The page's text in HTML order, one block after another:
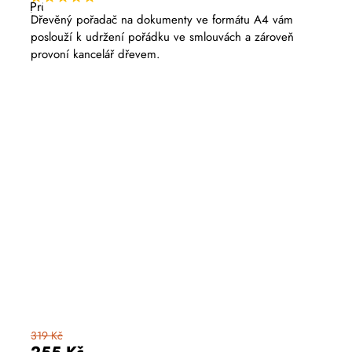
Průměrné
hodnocení
produktu
je
5,0
z
319 Kč
Dřevěný pořadač na dokumenty ve formátu A4 vám
poslouží k udržení pořádku ve smlouvách a zároveň
provoní kancelář dřevem.